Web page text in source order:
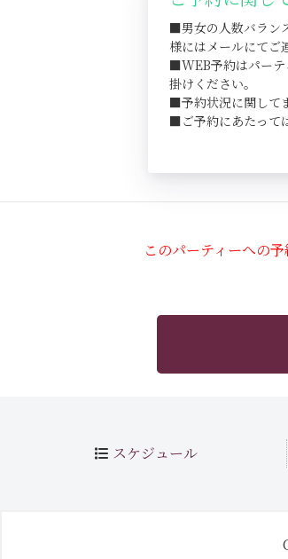
■男女の人数バラン
様にはメールにてご
■WEB予約はパーテ
掛けください。
■予約状況に関して
■ご予約にあたって
このパーティーへの予
スケジュール